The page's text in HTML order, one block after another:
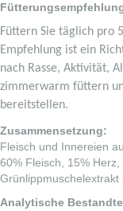
Füttern Sie täglich pro
Empfehlung ist ein
nach Rasse, Aktivität,
zimmerwarm füttern
bereitstellen.
Zusammensetzung:
Fleisch und Innereien
60% Fleisch, 15%
Analytische